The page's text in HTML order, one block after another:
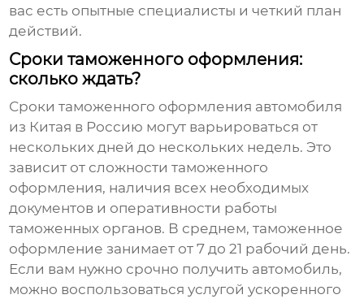
вас есть опытные специалисты и четкий план
действий.
Сроки таможенного оформления:
сколько ждать?
Сроки таможенного оформления автомобиля
из Китая в Россию могут варьироваться от
нескольких дней до нескольких недель. Это
зависит от сложности таможенного
оформления, наличия всех необходимых
документов и оперативности работы
таможенных органов. В среднем, таможенное
оформление занимает от 7 до 21 рабочий день.
Если вам нужно срочно получить автомобиль,
можно воспользоваться услугой ускоренного